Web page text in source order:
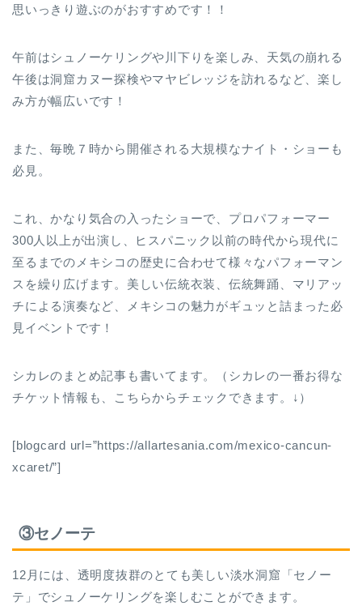
思いっきり遊ぶのがおすすめです！！
午前はシュノーケリングや川下りを楽しみ、天気の崩れる
午後は洞窟カヌー探検やマヤビレッジを訪れるなど、楽し
み方が幅広いです！
また、毎晩７時から開催される大規模なナイト・ショーも
必見。
これ、かなり気合の入ったショーで、プロパフォーマー
300人以上が出演し、ヒスパニック以前の時代から現代に
至るまでのメキシコの歴史に合わせて様々なパフォーマン
スを繰り広げます。美しい伝統衣装、伝統舞踊、マリアッ
チによる演奏など、メキシコの魅力がギュッと詰まった必
見イベントです！
シカレのまとめ記事も書いてます。（シカレの一番お得な
チケット情報も、こちらからチェックできます。↓）
[blogcard url=”https://allartesania.com/mexico-cancun-
xcaret/”]
③セノーテ
12月には、透明度抜群のとても美しい淡水洞窟「セノー
テ」でシュノーケリングを楽しむことができます。